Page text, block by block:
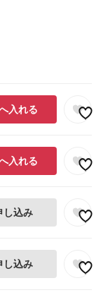
入れる
入れる
し込み
し込み